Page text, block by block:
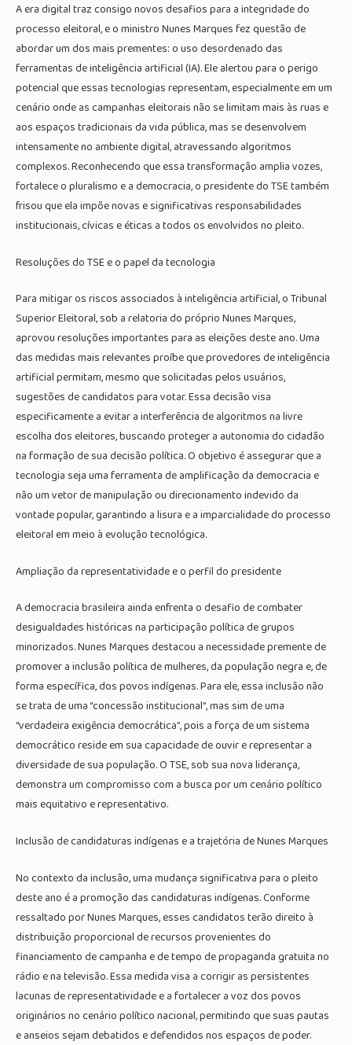
A era digital traz consigo novos desafios para a integridade do
processo eleitoral, e o ministro Nunes Marques fez questão de
abordar um dos mais prementes: o uso desordenado das
ferramentas de inteligência artificial (IA). Ele alertou para o perigo
potencial que essas tecnologias representam, especialmente em um
cenário onde as campanhas eleitorais não se limitam mais às ruas e
aos espaços tradicionais da vida pública, mas se desenvolvem
intensamente no ambiente digital, atravessando algoritmos
complexos. Reconhecendo que essa transformação amplia vozes,
fortalece o pluralismo e a democracia, o presidente do TSE também
frisou que ela impõe novas e significativas responsabilidades
institucionais, cívicas e éticas a todos os envolvidos no pleito.
Resoluções do TSE e o papel da tecnologia
Para mitigar os riscos associados à inteligência artificial, o Tribunal
Superior Eleitoral, sob a relatoria do próprio Nunes Marques,
aprovou resoluções importantes para as eleições deste ano. Uma
das medidas mais relevantes proíbe que provedores de inteligência
artificial permitam, mesmo que solicitadas pelos usuários,
sugestões de candidatos para votar. Essa decisão visa
especificamente a evitar a interferência de algoritmos na livre
escolha dos eleitores, buscando proteger a autonomia do cidadão
na formação de sua decisão política. O objetivo é assegurar que a
tecnologia seja uma ferramenta de amplificação da democracia e
não um vetor de manipulação ou direcionamento indevido da
vontade popular, garantindo a lisura e a imparcialidade do processo
eleitoral em meio à evolução tecnológica.
Ampliação da representatividade e o perfil do presidente
A democracia brasileira ainda enfrenta o desafio de combater
desigualdades históricas na participação política de grupos
minorizados. Nunes Marques destacou a necessidade premente de
promover a inclusão política de mulheres, da população negra e, de
forma específica, dos povos indígenas. Para ele, essa inclusão não
se trata de uma “concessão institucional”, mas sim de uma
“verdadeira exigência democrática”, pois a força de um sistema
democrático reside em sua capacidade de ouvir e representar a
diversidade de sua população. O TSE, sob sua nova liderança,
demonstra um compromisso com a busca por um cenário político
mais equitativo e representativo.
Inclusão de candidaturas indígenas e a trajetória de Nunes Marques
No contexto da inclusão, uma mudança significativa para o pleito
deste ano é a promoção das candidaturas indígenas. Conforme
ressaltado por Nunes Marques, esses candidatos terão direito à
distribuição proporcional de recursos provenientes do
financiamento de campanha e de tempo de propaganda gratuita no
rádio e na televisão. Essa medida visa a corrigir as persistentes
lacunas de representatividade e a fortalecer a voz dos povos
originários no cenário político nacional, permitindo que suas pautas
e anseios sejam debatidos e defendidos nos espaços de poder.